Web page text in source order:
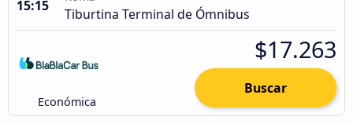
15:15 Tiburtina Terminal de Ómnibus
Económica
$17.263
Buscar